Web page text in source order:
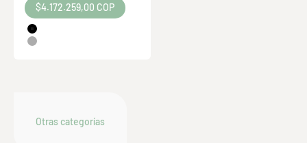
Precio de oferta
$4.172.259,00 COP
Color
Negro
Plateado